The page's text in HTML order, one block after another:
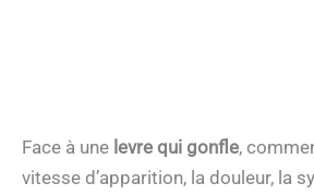
Face à une levre qui gonfle,
vitesse d’apparition, la douleur, la